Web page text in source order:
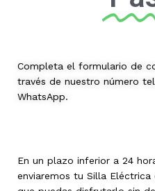
Completa el formulario de
través de nuestro número
WhatsApp.
En un plazo inferior a 24
enviaremos tu Silla